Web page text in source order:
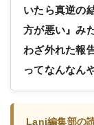
いたら真逆の
方が悪い』み
わざ外れた報
ってなんなん
Lani編集部の